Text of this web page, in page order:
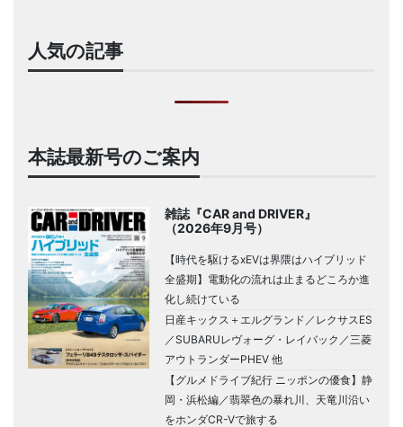
人気の記事
本誌最新号のご案内
雑誌『CAR and DRIVER』
（2026年9月号）
【時代を駆けるxEVは界隈はハイブリッド
全盛期】電動化の流れは止まるどころか進
化し続けている
日産キックス＋エルグランド／レクサスES
／SUBARUレヴォーグ・レイバック／三菱
アウトランダーPHEV 他
【グルメドライブ紀行 ニッポンの優食】静
岡・浜松編／翡翠色の暴れ川、天竜川沿い
をホンダCR-Vで旅する